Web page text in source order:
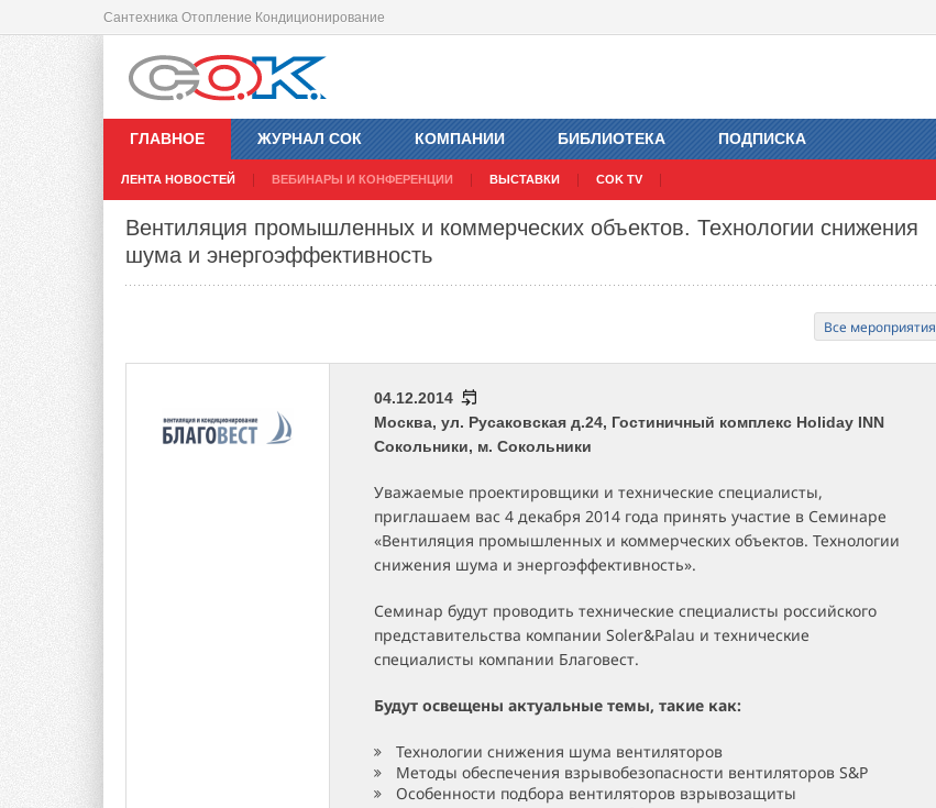
Сантехника Отопление Кондиционирование
ГЛАВНОЕ
ЛЕНТА НОВОСТЕЙ ВЕБИНАРЫ И КОНФЕРЕНЦИИ ВЫСТАВКИ COK TV
ЖУРНАЛ СОК КОМПАНИИ БИБЛИОТЕКА ПОДПИСКА
Вентиляция промышленных и коммерческих объектов. Технологии снижения
шума и энергоэффективность
Все мероприятия
04.12.2014
Москва, ул. Русаковская д.24, Гостиничный комплекс Holiday INN
Сокольники, м. Сокольники
Уважаемые проектировщики и технические специалисты,
приглашаем вас 4 декабря 2014 года принять участие в Семинаре
«Вентиляция промышленных и коммерческих объектов. Технологии
снижения шума и энергоэффективность».
Семинар будут проводить технические специалисты российского
представительства компании Soler&Palau и технические
специалисты компании Благовест.
Будут освещены актуальные темы, такие как:
Технологии снижения шума вентиляторов
Методы обеспечения взрывобезопасности вентиляторов S&P
Особенности подбора вентиляторов взрывозащиты